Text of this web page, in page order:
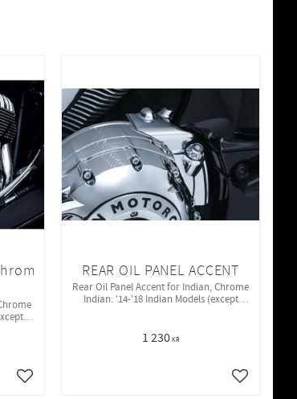
Lägg till i favoriter
REAR OIL PANEL ACCENT
Rear Oil Panel Accent for Indian, Chrome
Indian: '14-'18 Indian Models (except
1 230KR
Lägg till i